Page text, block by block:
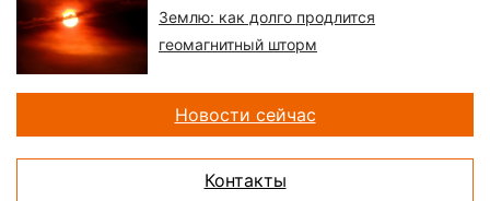
Землю: как долго продлится
геомагнитный шторм
Новости сейчас
Контакты